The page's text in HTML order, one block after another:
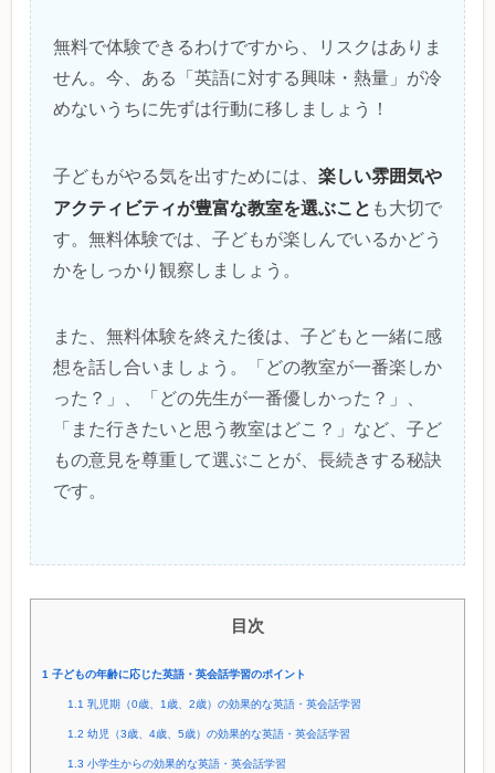
無料で体験できるわけですから、リスクはありま
せん。今、ある「英語に対する興味・熱量」が冷
めないうちに先ずは行動に移しましょう！
子どもがやる気を出すためには、 楽しい雰囲気や
アクティビティが豊富な教室を選ぶこと も大切で
す。無料体験では、子どもが楽しんでいるかどう
かをしっかり観察しましょう。
また、無料体験を終えた後は、子どもと一緒に感
想を話し合いましょう。「どの教室が一番楽しか
った？」、「どの先生が一番優しかった？」、
「また行きたいと思う教室はどこ？」など、子ど
もの意見を尊重して選ぶことが、長続きする秘訣
です。
目次
1 子どもの年齢に応じた英語・英会話学習のポイント
1.1 乳児期（0歳、1歳、2歳）の効果的な英語・英会話学習
1.2 幼児（3歳、4歳、5歳）の効果的な英語・英会話学習
1.3 小学生からの効果的な英語・英会話学習